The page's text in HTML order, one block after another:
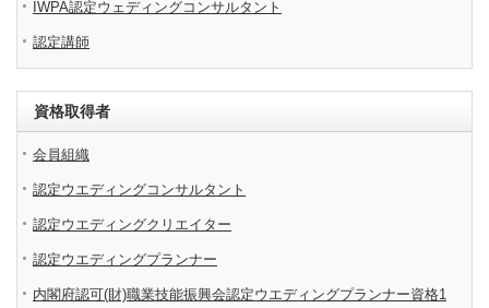
IWPA認定ウェディングコンサルタント
認定講師
資格取得者
会員組織
認定ウエディングコンサルタント
認定ウエディングクリエイター
認定ウエディングプランナー
内閣府認可(財)職業技能振興会認定ウエディングプランナー資格1